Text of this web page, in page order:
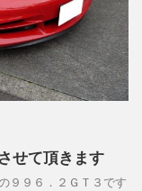
せて頂きます
９９６．２ＧＴ３です